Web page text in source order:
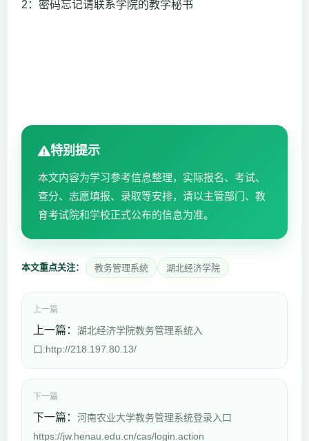
2：密码忘记请联系学院的教学秘书
特别提示
本文内容为学习参考信息整理，实际报名、考试、
查分、志愿填报、录取等安排，请以主管部门、教
育考试院和学校正式公布的信息为准。
本文重点关注： 教务管理系统 湖北经济学院
上一篇
上一篇： 湖北经济学院教务管理系统入
口:http://218.197.80.13/
下一篇
下一篇： 河南农业大学教务管理系统登录入口
https://jw.henau.edu.cn/cas/login.action